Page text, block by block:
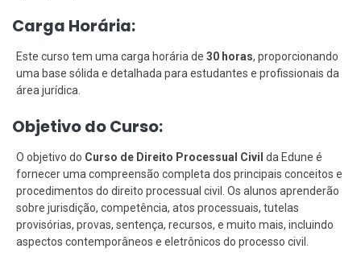
Carga Horária:
Este curso tem uma carga horária de 30 horas, proporcionando
uma base sólida e detalhada para estudantes e profissionais da
área jurídica.
Objetivo do Curso:
O objetivo do Curso de Direito Processual Civil da Edune é
fornecer uma compreensão completa dos principais conceitos e
procedimentos do direito processual civil. Os alunos aprenderão
sobre jurisdição, competência, atos processuais, tutelas
provisórias, provas, sentença, recursos, e muito mais, incluindo
aspectos contemporâneos e eletrônicos do processo civil.